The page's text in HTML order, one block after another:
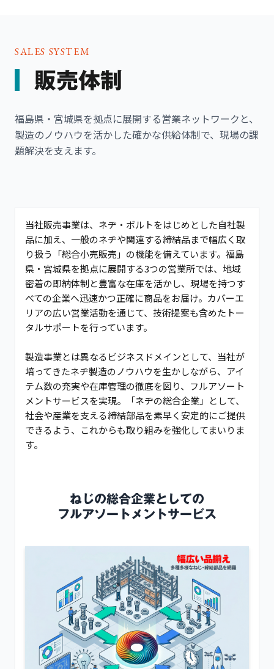
SALES SYSTEM
販売体制
福島県・宮城県を拠点に展開する営業ネットワークと、
製造のノウハウを活かした確かな供給体制で、現場の課
題解決を支えます。
当社販売事業は、ネヂ・ボルトをはじめとした自社製
品に加え、一般のネヂや関連する締結品まで幅広く取
り扱う「総合小売販売」の機能を備えています。福島
県・宮城県を拠点に展開する3つの営業所では、地域
密着の即納体制と豊富な在庫を活かし、現場を持つす
べての企業へ迅速かつ正確に商品をお届け。カバーエ
リアの広い営業活動を通じて、技術提案も含めたトー
タルサポートを行っています。
製造事業とは異なるビジネスドメインとして、当社が
培ってきたネヂ製造のノウハウを生かしながら、アイ
テム数の充実や在庫管理の徹底を図り、フルアソート
メントサービスを実現。「ネヂの総合企業」として、
社会や産業を支える締結部品を素早く安定的にご提供
できるよう、これからも取り組みを強化してまいりま
す。
ねじの総合企業としての
フルアソートメントサービス